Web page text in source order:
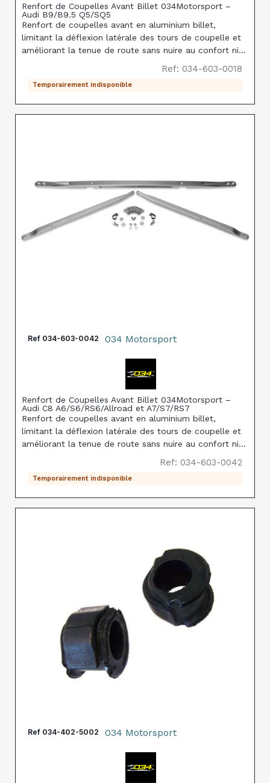
Renfort de Coupelles Avant Billet 034Motorsport –
Audi B9/B9.5 Q5/SQ5
Renfort de coupelles avant en aluminium billet,
limitant la déflexion latérale des tours de coupelle et
améliorant la tenue de route sans nuire au confort ni
Ref: 034-603-0018
Temporairement indisponible
Ref 034-603-0042 034 Motorsport
Renfort de Coupelles Avant Billet 034Motorsport –
Audi C8 A6/S6/RS6/Allroad et A7/S7/RS7
Renfort de coupelles avant en aluminium billet,
limitant la déflexion latérale des tours de coupelle et
améliorant la tenue de route sans nuire au confort ni
Ref: 034-603-0042
Temporairement indisponible
Ref 034-402-5002 034 Motorsport